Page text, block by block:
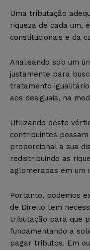
Uma tributação
riqueza de cada um,
constitucionais e da
Analisando sob um
justamente para
tratamento
aos desiguais, na
Utilizando deste
contribuintes
proporcional a sua
redistribuindo as
aglomeradas em um
Portanto, podemos
de Direito tem
tributação para que
fundamentando a
pagar tributos. Em